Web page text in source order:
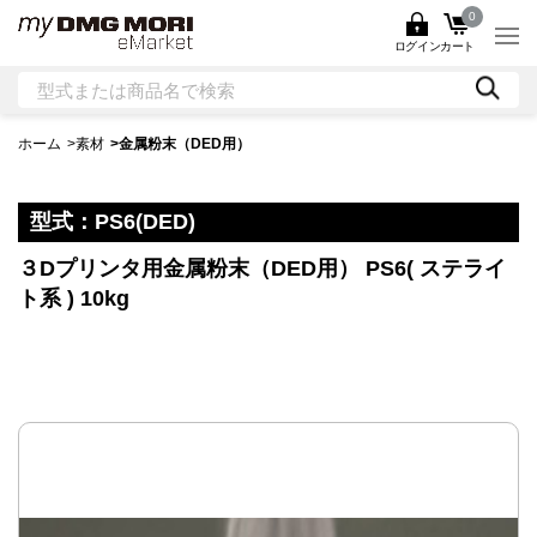
ログイン
0
カート
ホーム >素材 >金属粉末（DED用）
型式： PS6(DED)
３Dプリンタ用金属粉末（DED用） PS6( ステライ
ト系 ) 10kg